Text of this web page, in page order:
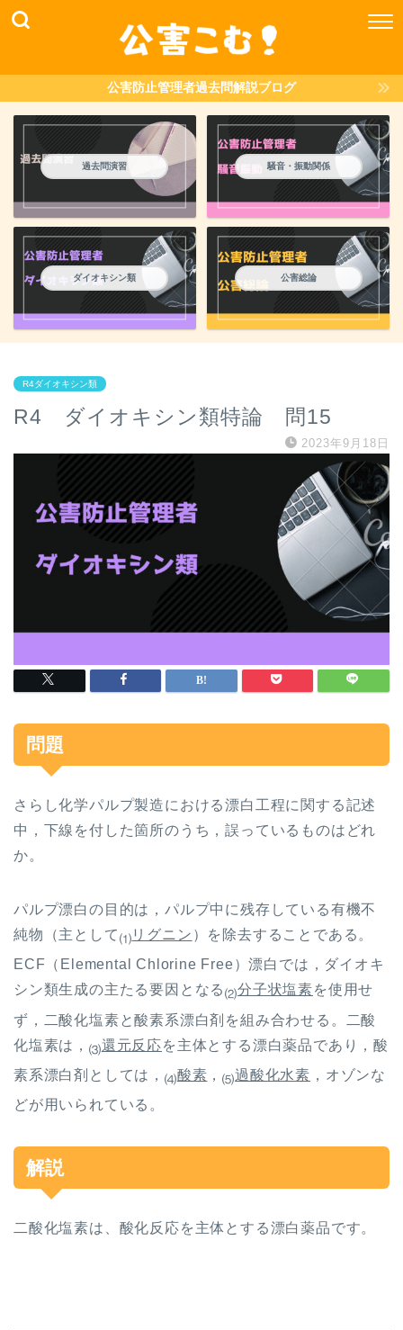
公害防止管理者過去問解説ブログ
過去問演習 騒音・振動関係
ダイオキシン類 公害総論
R4ダイオキシン類
R4 ダイオキシン類特論 問15
2023年9月18日
問題
さらし化学パルプ製造における漂白工程に関する記述
中，下線を付した箇所のうち，誤っているものはどれ
か。
パルプ漂白の目的は，パルプ中に残存している有機不
純物（主として ⑴リグニン ）を除去することである。
ECF （ Elemental Chlorine Free）漂白では，ダイオキ
シン類生成の主たる要因となる⑵分子状塩素を使用せ
ず，二酸化塩素と酸素系漂白剤を組み合わせる。二酸
化塩素は， ⑶還元反応を主体とする漂白薬品であり，酸
素系漂白剤としては， ⑷酸素 ，⑸過酸化水素 ，オゾンな
どが用いられている。
解説
二酸化塩素は、酸化反応を主体とする漂白薬品です。